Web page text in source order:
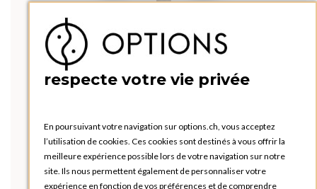
respecte votre vie privée
En poursuivant votre navigation sur options.ch, vous acceptez
l’utilisation de cookies. Ces cookies sont destinés à vous offrir la
meilleure expérience possible lors de votre navigation sur notre
site. Ils nous permettent également de personnaliser votre
expérience en fonction de vos préférences et de comprendre